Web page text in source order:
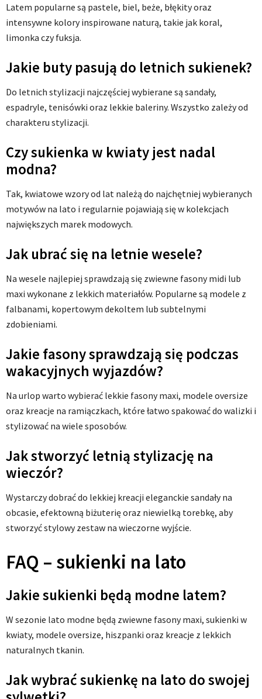
Latem popularne są pastele, biel, beże, błękity oraz
intensywne kolory inspirowane naturą, takie jak koral,
limonka czy fuksja.
Jakie buty pasują do letnich sukienek?
Do letnich stylizacji najczęściej wybierane są sandały,
espadryle, tenisówki oraz lekkie baleriny. Wszystko zależy od
charakteru stylizacji.
Czy sukienka w kwiaty jest nadal
modna?
Tak, kwiatowe wzory od lat należą do najchętniej wybieranych
motywów na lato i regularnie pojawiają się w kolekcjach
największych marek modowych.
Jak ubrać się na letnie wesele?
Na wesele najlepiej sprawdzają się zwiewne fasony midi lub
maxi wykonane z lekkich materiałów. Popularne są modele z
falbanami, kopertowym dekoltem lub subtelnymi
zdobieniami.
Jakie fasony sprawdzają się podczas
wakacyjnych wyjazdów?
Na urlop warto wybierać lekkie fasony maxi, modele oversize
oraz kreacje na ramiączkach, które łatwo spakować do walizki i
stylizować na wiele sposobów.
Jak stworzyć letnią stylizację na
wieczór?
Wystarczy dobrać do lekkiej kreacji eleganckie sandały na
obcasie, efektowną biżuterię oraz niewielką torebkę, aby
stworzyć stylowy zestaw na wieczorne wyjście.
FAQ – sukienki na lato
Jakie sukienki będą modne latem?
W sezonie lato modne będą zwiewne fasony maxi, sukienki w
kwiaty, modele oversize, hiszpanki oraz kreacje z lekkich
naturalnych tkanin.
Jak wybrać sukienkę na lato do swojej